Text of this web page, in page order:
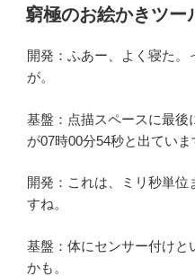
稿
日:
窮極のお絵かきツー
開発：ふあー、よく寝た。
が。
基盤：点描スペースに最後
が07時00分54秒と出ていま
開発：これは、ミリ秒単
すね。
基盤：体にセンサー付けと
かも。